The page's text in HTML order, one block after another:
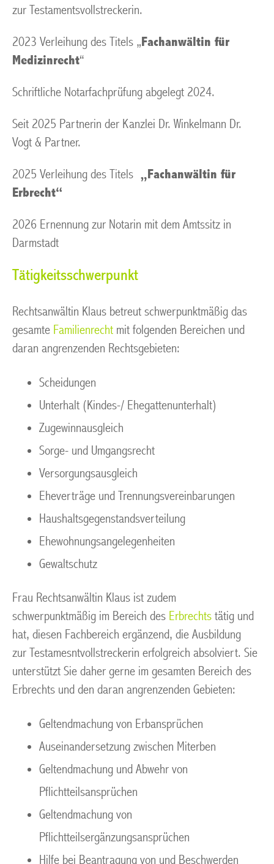
zur Testamentsvollstreckerin.
2023 Verleihung des Titels „Fachanwältin für
Medizinrecht“
Schriftliche Notarfachprüfung abgelegt 2024.
Seit 2025 Partnerin der Kanzlei Dr. Winkelmann Dr.
Vogt & Partner.
2025 Verleihung des Titels „Fachanwältin für
Erbrecht“
2026 Ernennung zur Notarin mit dem Amtssitz in
Darmstadt
Tätigkeitsschwerpunkt
Rechtsanwältin Klaus betreut schwerpunktmäßig das
gesamte Familienrecht mit folgenden Bereichen und
daran angrenzenden Rechtsgebieten:
Scheidungen
Unterhalt (Kindes-/ Ehegattenunterhalt)
Zugewinnausgleich
Sorge- und Umgangsrecht
Versorgungsausgleich
Eheverträge und Trennungsvereinbarungen
Haushaltsgegenstandsverteilung
Ehewohnungsangelegenheiten
Gewaltschutz
Frau Rechtsanwältin Klaus ist zudem
schwerpunktmäßig im Bereich des Erbrechts tätig und
hat, diesen Fachbereich ergänzend, die Ausbildung
zur Testamesntvollstreckerin erfolgreich absolviert. Sie
unterstützt Sie daher gerne im gesamten Bereich des
Erbrechts und den daran angrenzenden Gebieten:
Geltendmachung von Erbansprüchen
Auseinandersetzung zwischen Miterben
Geltendmachung und Abwehr von
Pflichtteilsansprüchen
Geltendmachung von
Pflichtteilsergänzungsansprüchen
Hilfe bei Beantragung von und Beschwerden